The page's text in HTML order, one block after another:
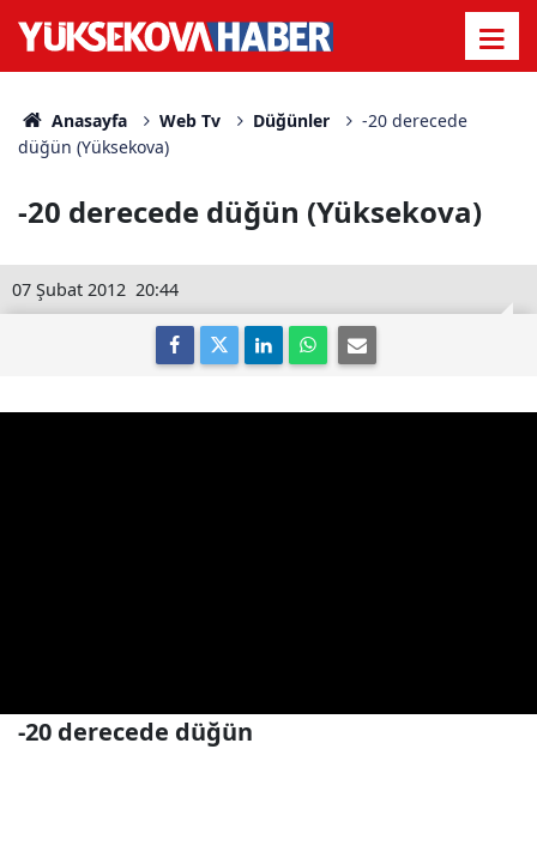
Anasayfa Web Tv Düğünler
-20 derecede
düğün (Yüksekova)
-20 derecede düğün (Yüksekova)
20:44
07 Şubat 2012
-20 derecede düğün